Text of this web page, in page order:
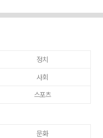
정치
사회
스포츠
문화